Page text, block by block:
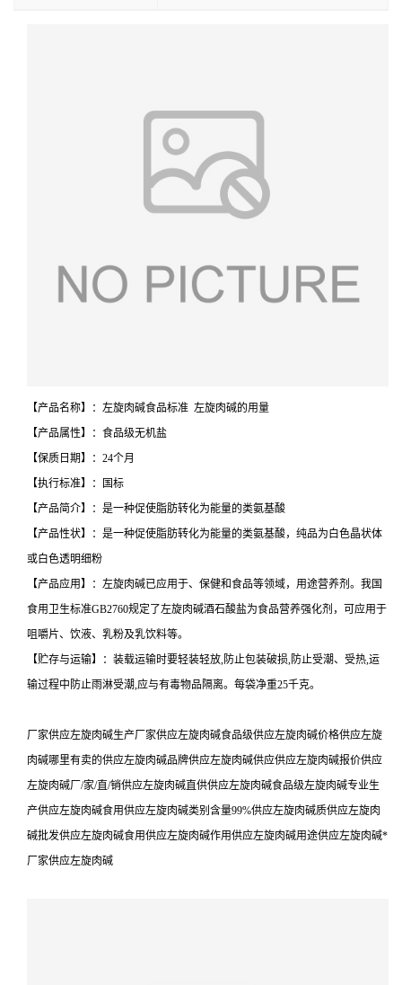
【产品名称】：左旋肉碱食品标准 左旋肉碱的用量
【产品属性】：食品级无机盐
【保质日期】：24个月
【执行标准】：国标
【产品简介】：是一种促使脂肪转化为能量的类氨基酸
【产品性状】：是一种促使脂肪转化为能量的类氨基酸，纯品为白色晶状体
或白色透明细粉
【产品应用】：左旋肉碱已应用于、保健和食品等领域，用途营养剂。我国
食用卫生标准GB2760规定了左旋肉碱酒石酸盐为食品营养强化剂，可应用于
咀嚼片、饮液、乳粉及乳饮料等。
【贮存与运输】：装载运输时要轻装轻放,防止包装破损,防止受潮、受热,运
输过程中防止雨淋受潮,应与有毒物品隔离。每袋净重25千克。
厂家供应左旋肉碱生产厂家供应左旋肉碱食品级供应左旋肉碱价格供应左旋
肉碱哪里有卖的供应左旋肉碱品牌供应左旋肉碱供应供应左旋肉碱报价供应
左旋肉碱厂/家/直/销供应左旋肉碱直供供应左旋肉碱食品级左旋肉碱专业生
产供应左旋肉碱食用供应左旋肉碱类别含量99%供应左旋肉碱质供应左旋肉
碱批发供应左旋肉碱食用供应左旋肉碱作用供应左旋肉碱用途供应左旋肉碱*
厂家供应左旋肉碱